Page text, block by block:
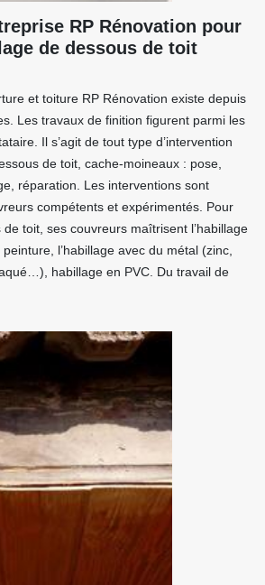
RP Rénovation pour
de dessous de toit
et toiture RP Rénovation existe depuis
Les travaux de finition figurent parmi les
Il s’agit de tout type d’intervention
de toit, cache-moineaux : pose,
réparation. Les interventions sont
compétents et expérimentés. Pour
de toit, ses couvreurs maîtrisent l’habillage
l’habillage avec du métal (zinc,
habillage en PVC. Du travail de